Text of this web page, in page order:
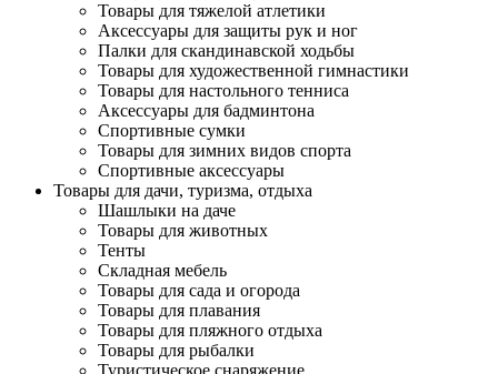
Товары для тяжелой атлетики
Аксессуары для защиты рук и ног
Палки для скандинавской ходьбы
Товары для художественной гимнастики
Товары для настольного тенниса
Аксессуары для бадминтона
Спортивные сумки
Товары для зимних видов спорта
Спортивные аксессуары
Товары для дачи, туризма, отдыха
Шашлыки на даче
Товары для животных
Тенты
Складная мебель
Товары для сада и огорода
Товары для плавания
Товары для пляжного отдыха
Товары для рыбалки
Туристическое снаряжение